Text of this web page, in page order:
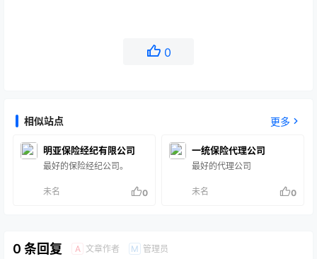
0
相似站点 更多
明亚保险经纪有限公司
最好的保险经纪公司。
未名 0
一统保险代理公司
最好的代理公司
未名 0
0 条回复 A 文章作者 M 管理员